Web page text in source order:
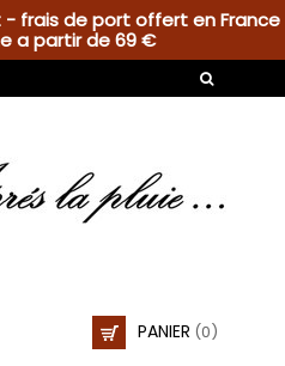
frais de port offert en France
a partir de 69 €
PANIER (0)